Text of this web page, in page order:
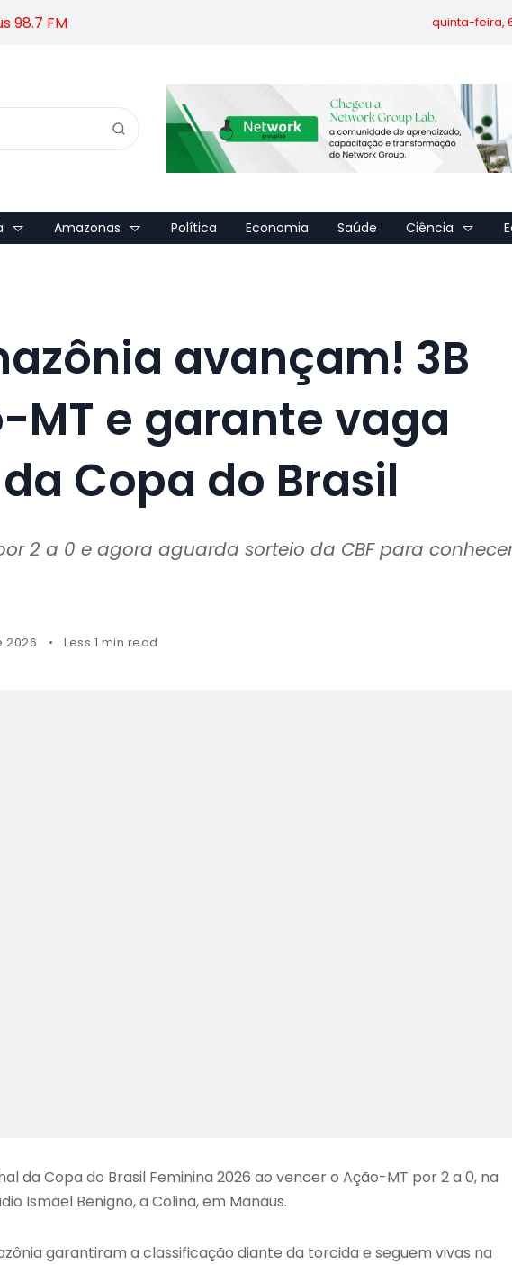
98.7 FM quinta-feira,
Amazonas Política Economia Saúde Ciência
avançam! 3B
MT e garante vaga
Copa do Brasil
2 a 0 e agora aguarda sorteio da CBF para
2026 Less 1 min read
da Copa do Brasil Feminina 2026 ao vencer o Ação-MT por 2 a 0, na
Ismael Benigno, a Colina, em Manaus.
garantiram a classificação diante da torcida e seguem vivas na